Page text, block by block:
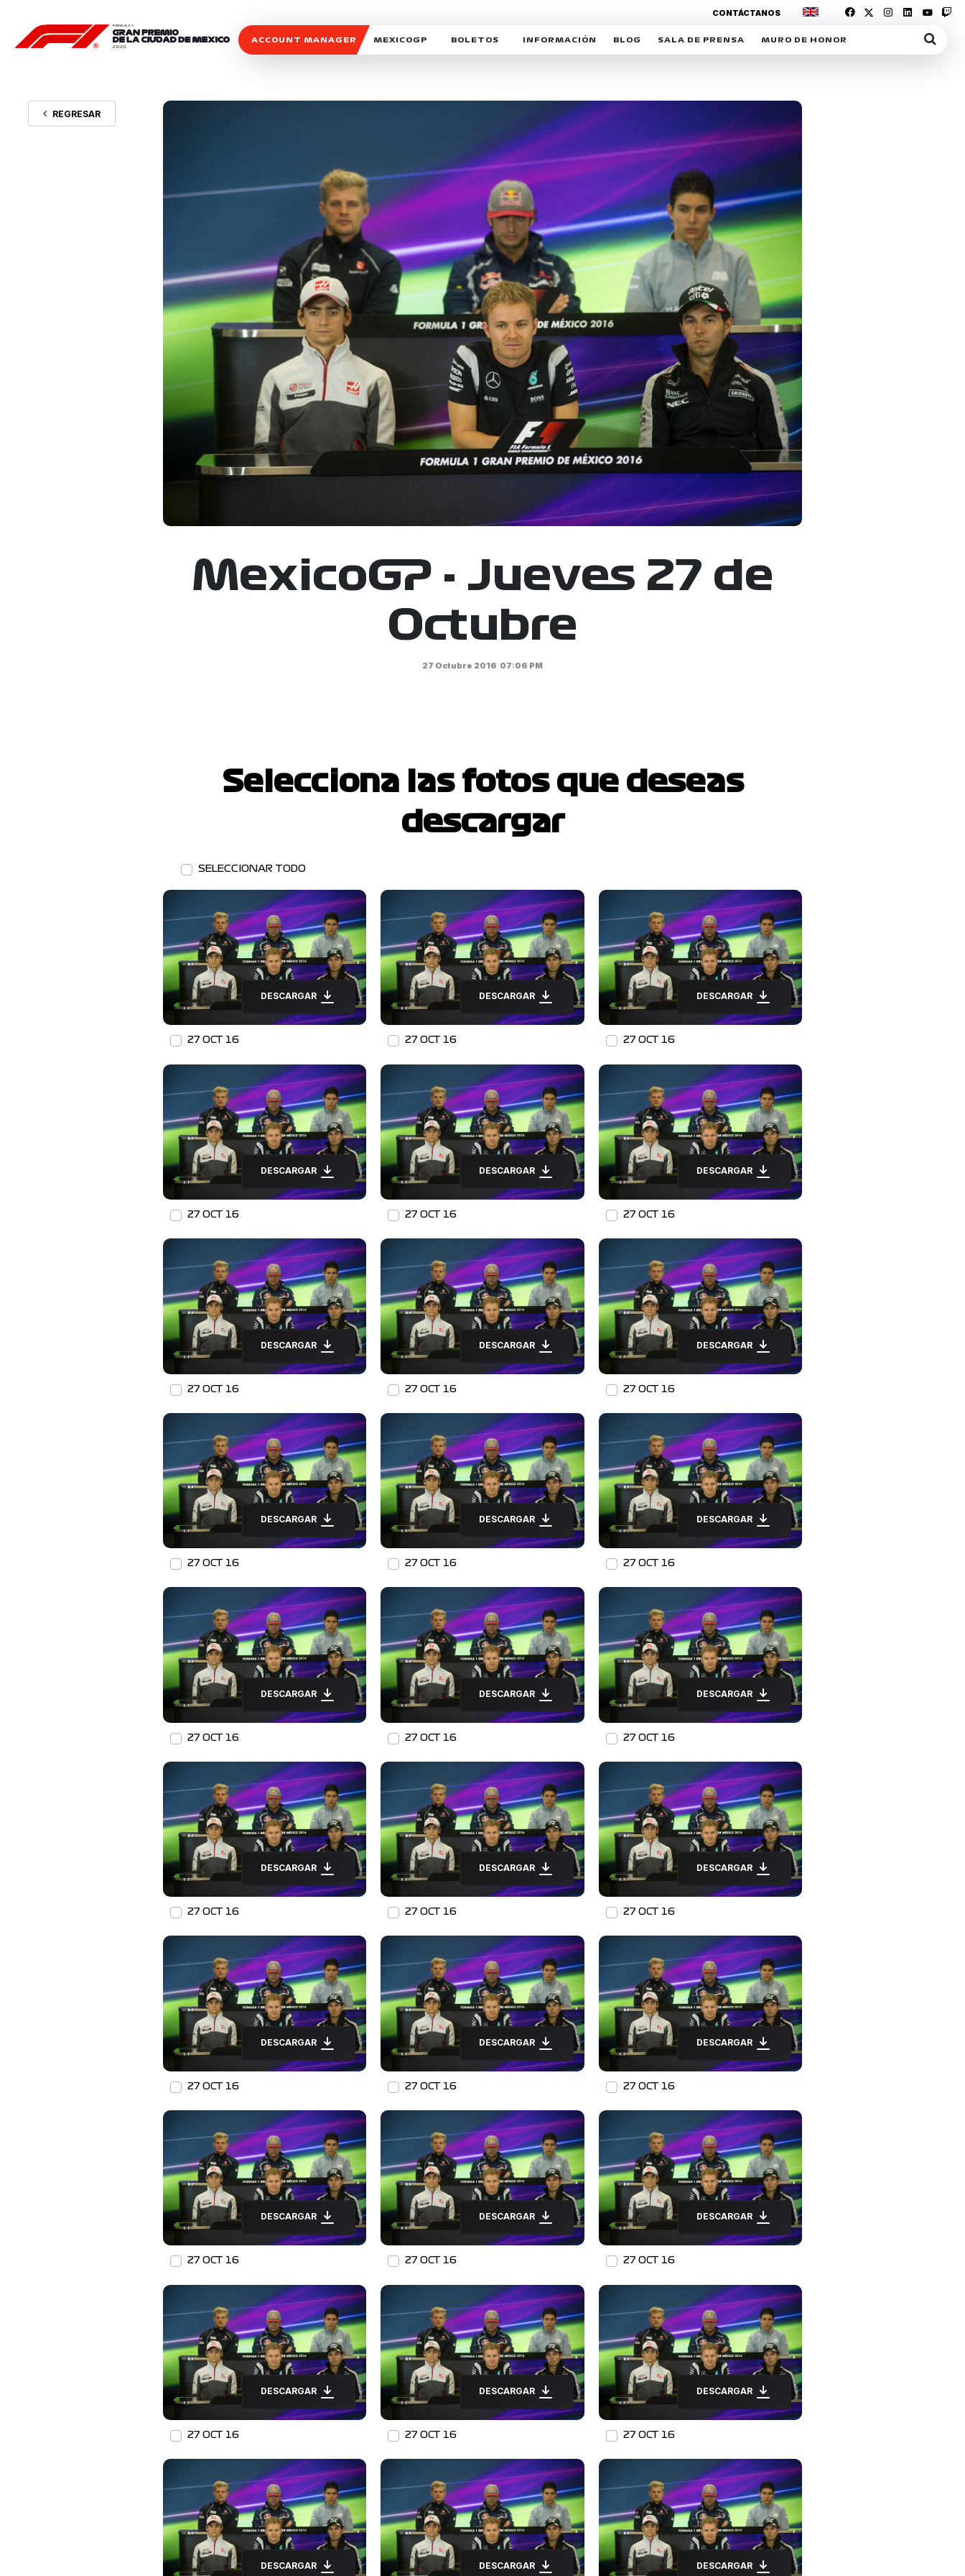
ACCOUNT MANAGER MEXICOGP
CELEBRA CON NOSOTROS
BOLETOS INFORMACIÓN
DERECHO DE PRIMERA OPCIÓN
REFORESTEMOS JUNTOS
MOTORSPORT ACADEMY
VOLUNTARIOS
EXPOSICIÓN FOTOGRÁFICA
CAMPEONATO
PATROCINADORES
LEGALES TICKETMASTER
BLOG
INTERACTIVOS
SALA DE PRENSA MURO DE HONOR
CONTÁCTANOS
REGRESAR
MexicoGP - Jueves 27 de
Octubre
27 Octubre 2016 07:06 PM
Selecciona las fotos que deseas
descargar
SELECCIONAR TODO
DESCARGAR
27 OCT 16
DESCARGAR
27 OCT 16
DESCARGAR
27 OCT 16
DESCARGAR
27 OCT 16
DESCARGAR
27 OCT 16
DESCARGAR
27 OCT 16
DESCARGAR
27 OCT 16
DESCARGAR
27 OCT 16
DESCARGAR
27 OCT 16
DESCARGAR
27 OCT 16
DESCARGAR
27 OCT 16
DESCARGAR
27 OCT 16
DESCARGAR
27 OCT 16
DESCARGAR
27 OCT 16
DESCARGAR
27 OCT 16
DESCARGAR
27 OCT 16
DESCARGAR
27 OCT 16
DESCARGAR
27 OCT 16
DESCARGAR
27 OCT 16
DESCARGAR
27 OCT 16
DESCARGAR
27 OCT 16
DESCARGAR
27 OCT 16
DESCARGAR
27 OCT 16
DESCARGAR
27 OCT 16
DESCARGAR
27 OCT 16
DESCARGAR
27 OCT 16
DESCARGAR
27 OCT 16
DESCARGAR DESCARGAR DESCARGAR